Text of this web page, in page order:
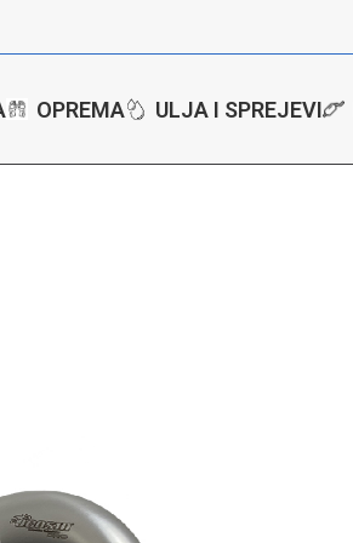
OPREMA ULJA I SPREJEVI